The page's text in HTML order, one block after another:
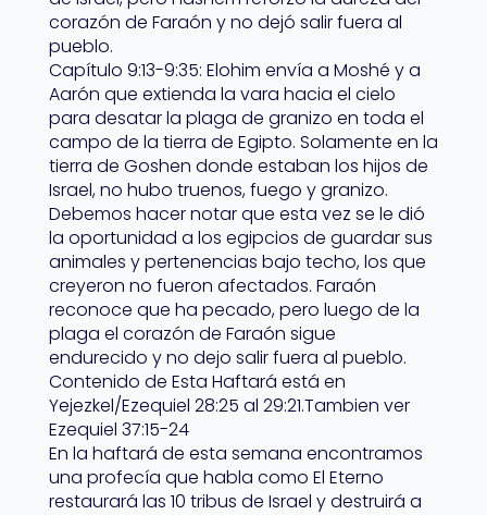
corazón de Faraón y no dejó salir fuera al
pueblo.
Capítulo 9:13-9:35: Elohim envía a Moshé y a
Aarón que extienda la vara hacia el cielo
para desatar la plaga de granizo en toda el
campo de la tierra de Egipto. Solamente en la
tierra de Goshen donde estaban los hijos de
Israel, no hubo truenos, fuego y granizo.
Debemos hacer notar que esta vez se le dió
la oportunidad a los egipcios de guardar sus
animales y pertenencias bajo techo, los que
creyeron no fueron afectados. Faraón
reconoce que ha pecado, pero luego de la
plaga el corazón de Faraón sigue
endurecido y no dejo salir fuera al pueblo.
Contenido de Esta Haftará está en
Yejezkel/Ezequiel 28:25 al 29:21.Tambien ver
Ezequiel 37:15-24
En la haftará de esta semana encontramos
una profecía que habla como El Eterno
restaurará las 10 tribus de Israel y destruirá a